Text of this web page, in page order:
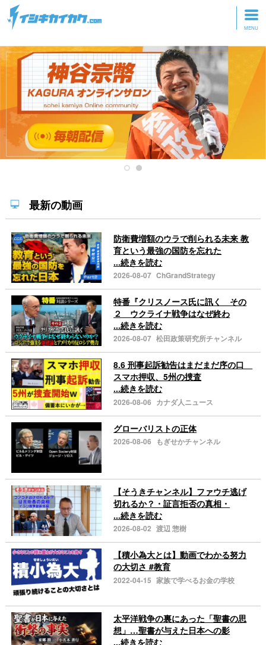
トップページ
動画を見る
記事を読む
セミナーに参加
研修・ツアーに参加
最新の動画
防衛費増額のウラで削られる未来 教
育という最強の国防を忘れた
...続きを読む
2026-08-07 ChGrandStrategy
特番『クリスノース氏に訊く その
２ ウクライナ戦争はなぜ終わ
...続きを読む
2026-08-07 松田政策研究所チャンネル
8.6 刑事起訴勧告はまだまだ序の口
スマホ押収、5州の捜査
...続きを読む
2026-08-06 カナダ人ニュース
グローバリストの正体
2026-08-06 もぎせかチャンネル
【そうきチャンネル】ファウチ逃げ
切れるか？・証言拒否の真相・
...続きを読む
2026-08-02 渡辺 惣樹
【積小為大とは】動画でわかる努力
の大切さ #教育
2022-04-15 家族で学べるお金の学校
太平洋戦争の裏にあった「聖書の思
想」…聖書が与えた日本への影
...続きを読む